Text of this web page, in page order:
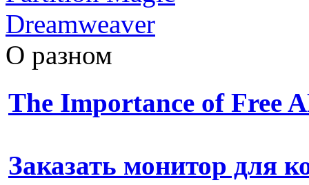
Dreamweaver
О разном
The Importance of Free
Заказать монитор для